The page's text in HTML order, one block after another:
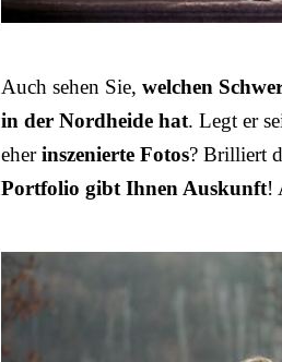
Auch sehen Sie, welchen
in der Nordheide hat. Legt er
eherinszenierte Fotos? Brilliert
Portfolio gibt Ihnen Auskunft!